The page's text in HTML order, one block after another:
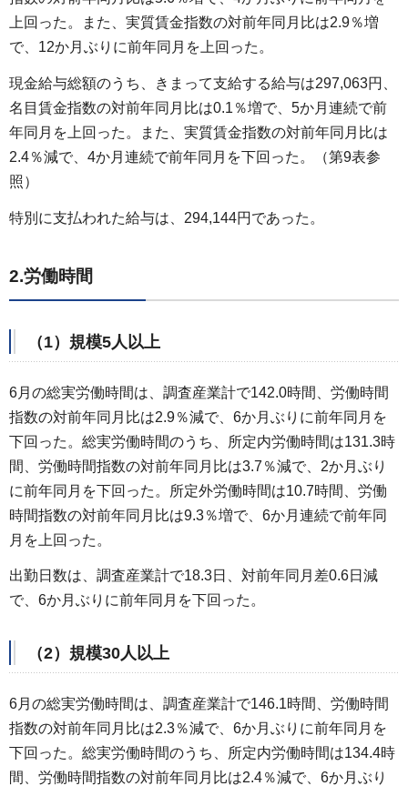
上回った。また、実質賃金指数の対前年同月比は2.9％増
で、12か月ぶりに前年同月を上回った。
現金給与総額のうち、きまって支給する給与は297,063円、
名目賃金指数の対前年同月比は0.1％増で、5か月連続で前
年同月を上回った。また、実質賃金指数の対前年同月比は
2.4％減で、4か月連続で前年同月を下回った。（第9表参
照）
特別に支払われた給与は、294,144円であった。
2.労働時間
（1）規模5人以上
6月の総実労働時間は、調査産業計で142.0時間、労働時間
指数の対前年同月比は2.9％減で、6か月ぶりに前年同月を
下回った。総実労働時間のうち、所定内労働時間は131.3時
間、労働時間指数の対前年同月比は3.7％減で、2か月ぶり
に前年同月を下回った。所定外労働時間は10.7時間、労働
時間指数の対前年同月比は9.3％増で、6か月連続で前年同
月を上回った。
出勤日数は、調査産業計で18.3日、対前年同月差0.6日減
で、6か月ぶりに前年同月を下回った。
（2）規模30人以上
6月の総実労働時間は、調査産業計で146.1時間、労働時間
指数の対前年同月比は2.3％減で、6か月ぶりに前年同月を
下回った。総実労働時間のうち、所定内労働時間は134.4時
間、労働時間指数の対前年同月比は2.4％減で、6か月ぶり